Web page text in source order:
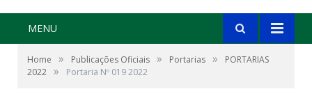
MENU
Home » Publicações Oficiais » Portarias »
PORTARIAS
2022 » Portaria Nº 019 2022